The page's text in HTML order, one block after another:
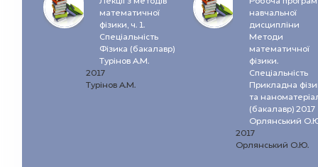
математичної
фізики, ч. 1.
Спеціальність
Фізика (бакалавр)
Турінов А.М.
2017
Турінов А.М.
навчальної
дисципліни
Методи
математичної
фізики.
Спеціальність
Прикладна
та
(бакалавр) 2017
Орлянський
2017
Орлянський О.Ю.